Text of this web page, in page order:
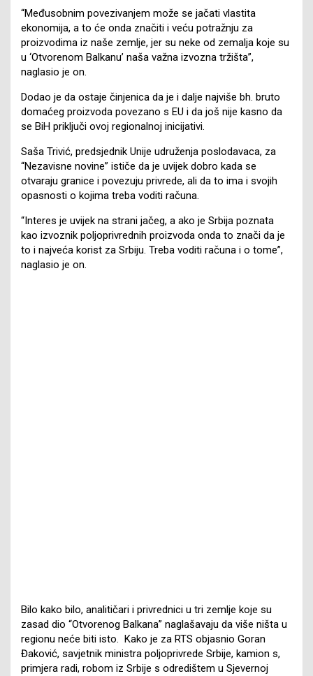
“Međusobnim povezivanjem može se jačati vlastita
ekonomija, a to će onda značiti i veću potražnju za
proizvodima iz naše zemlje, jer su neke od zemalja koje su
u ‘Otvorenom Balkanu’ naša važna izvozna tržišta”,
naglasio je on.
Dodao je da ostaje činjenica da je i dalje najviše bh. bruto
domaćeg proizvoda povezano s EU i da još nije kasno da
se BiH priključi ovoj regionalnoj inicijativi.
Saša Trivić, predsjednik Unije udruženja poslodavaca, za
“Nezavisne novine” ističe da je uvijek dobro kada se
otvaraju granice i povezuju privrede, ali da to ima i svojih
opasnosti o kojima treba voditi računa.
“Interes je uvijek na strani jačeg, a ako je Srbija poznata
kao izvoznik poljoprivrednih proizvoda onda to znači da je
to i najveća korist za Srbiju. Treba voditi računa i o tome”,
naglasio je on.
Bilo kako bilo, analitičari i privrednici u tri zemlje koje su
zasad dio “Otvorenog Balkana” naglašavaju da više ništa u
regionu neće biti isto. Kako je za RTS objasnio Goran
Đaković, savjetnik ministra poljoprivrede Srbije, kamion s,
primjera radi, robom iz Srbije s odredištem u Sjevernoj